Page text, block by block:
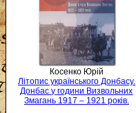
Косенко Юрій
Літопис українського Донбасу.
Донбас у години Визвольних
Змагань 1917 – 1921 років.